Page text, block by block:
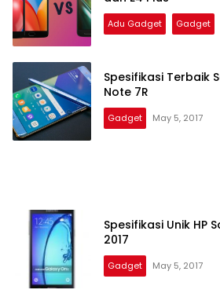
Adu Gadget Gadget
Spesifikasi Terbaik
Note 7R
Gadget May 5, 2017
Spesifikasi Unik HP
2017
Gadget May 5, 2017